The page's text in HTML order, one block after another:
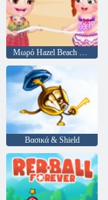
Μωρό Hazel Beach Party
Βασικά & Shield